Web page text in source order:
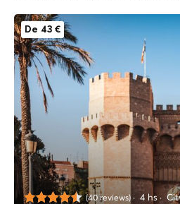
De 43 €
(40 reviews) 4 hs